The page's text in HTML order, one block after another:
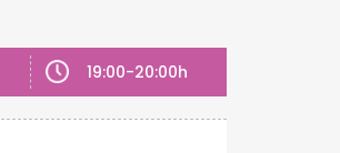
19:00-20:00h